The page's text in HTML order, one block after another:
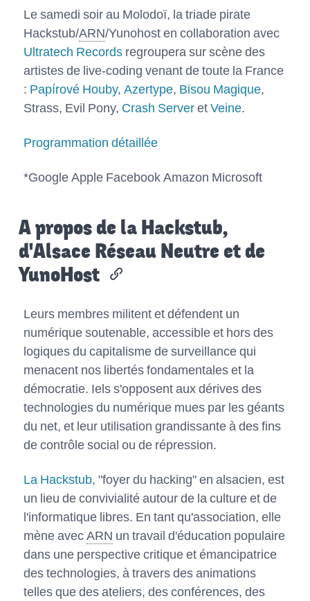
Le samedi soir au Molodoï, la triade pirate
Hackstub/ARN/Yunohost en collaboration avec
Ultratech Records regroupera sur scène des
artistes de live-coding venant de toute la France
: Papírové Houby, Azertype, Bisou Magique,
Strass, Evil Pony, Crash ServeretVeine.
Programmation détaillée
*Google Apple Facebook Amazon Microsoft
A propos de la Hackstub,
d'Alsace Réseau Neutre et de
YunoHost
Leurs membres militent et défendent un
numérique soutenable, accessible et hors des
logiques du capitalisme de surveillance qui
menacent nos libertés fondamentales et la
démocratie. Iels s'opposent aux dérives des
technologies du numérique mues par les géants
du net, et leur utilisation grandissante à des fins
de contrôle social ou de répression.
La Hackstub, "foyer du hacking" en alsacien, est
un lieu de convivialité autour de la culture et de
l'informatique libres. En tant qu'association, elle
mène avecARN un travail d'éducation populaire
dans une perspective critique et émancipatrice
des technologies, à travers des animations
telles que des ateliers, des conférences, des